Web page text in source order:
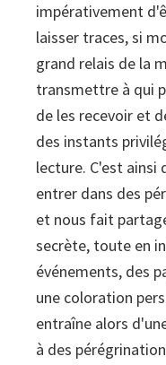
impérativement
laisser traces, si
grand relais de la
transmettre à qui
de les recevoir et
des instants
lecture. C'est ainsi
entrer dans des
et nous fait
secrète, toute en
événements, des
une coloration
entraîne alors
à des